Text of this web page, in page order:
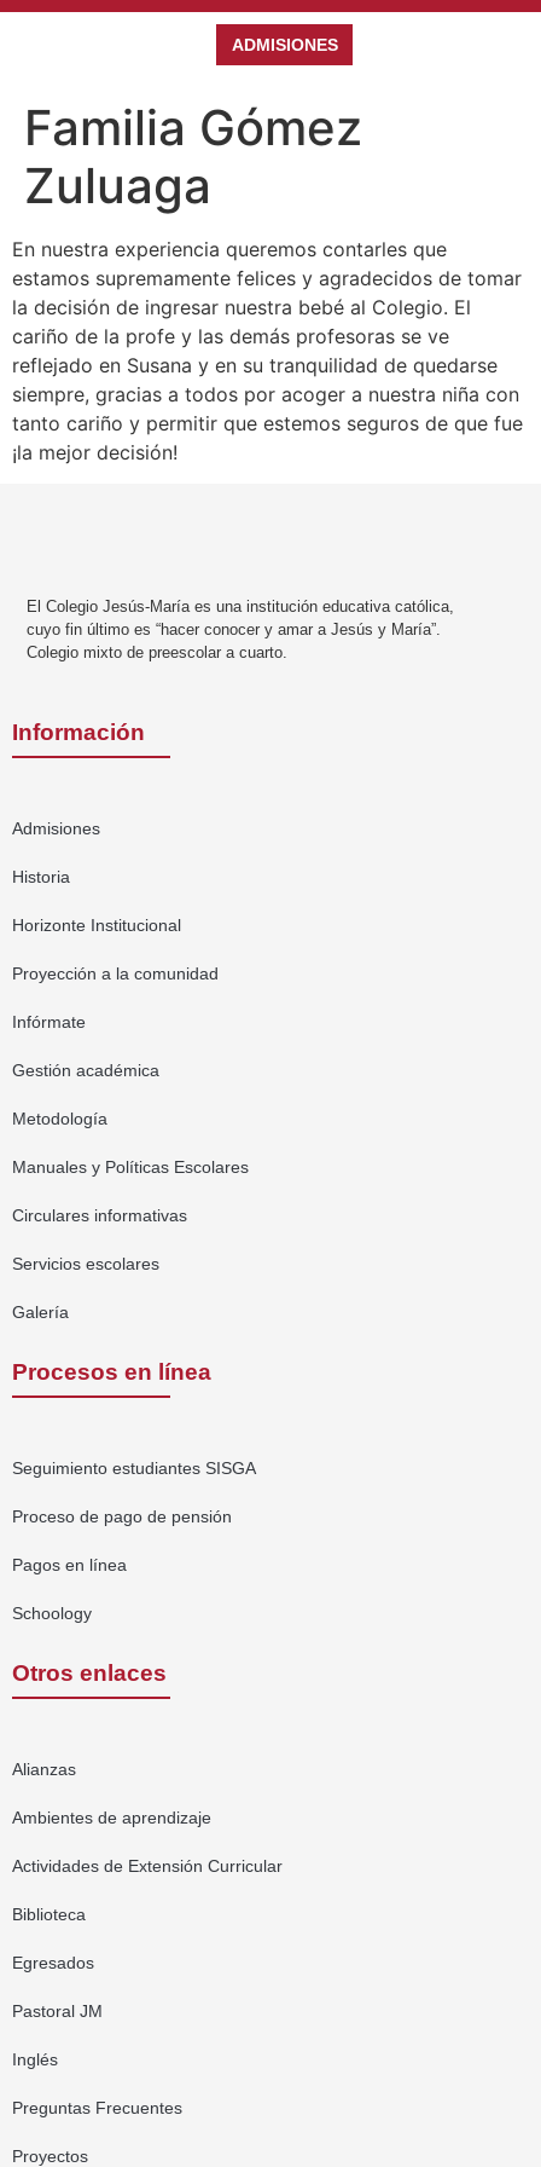
ADMISIONES
Familia Gómez
Zuluaga
En nuestra experiencia queremos contarles que
estamos supremamente felices y agradecidos de tomar
la decisión de ingresar nuestra bebé al Colegio. El
cariño de la profe y las demás profesoras se ve
reflejado en Susana y en su tranquilidad de quedarse
siempre, gracias a todos por acoger a nuestra niña con
tanto cariño y permitir que estemos seguros de que fue
¡la mejor decisión!
El Colegio Jesús-María es una institución educativa católica,
cuyo fin último es “hacer conocer y amar a Jesús y María”.
Colegio mixto de preescolar a cuarto.
Información
Admisiones
Historia
Horizonte Institucional
Proyección a la comunidad
Infórmate
Gestión académica
Metodología
Manuales y Políticas Escolares
Circulares informativas
Servicios escolares
Galería
Procesos en línea
Seguimiento estudiantes SISGA
Proceso de pago de pensión
Pagos en línea
Schoology
Otros enlaces
Alianzas
Ambientes de aprendizaje
Actividades de Extensión Curricular
Biblioteca
Egresados
Pastoral JM
Inglés
Preguntas Frecuentes
Proyectos